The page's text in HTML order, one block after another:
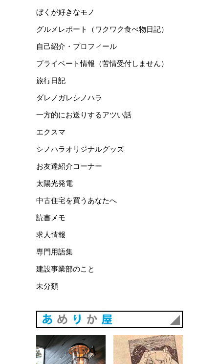
ぼくが好きなモノ
グルメレポート（ワクワク食べ物日記）
自己紹介・プロフィール
プライベート情報（苦情受付しません）
旅行日記
ダレノガレシノハラ
一方的にお送りするアツい話
エクスマ
シノハラオリジナルグッズ
お友達紹介コーナー
太陽光発電
中古住宅を買うあなたへ
読書メモ
求人情報
専門用語集
建設事業部のこと
未分類
あめりか屋WEBサイト